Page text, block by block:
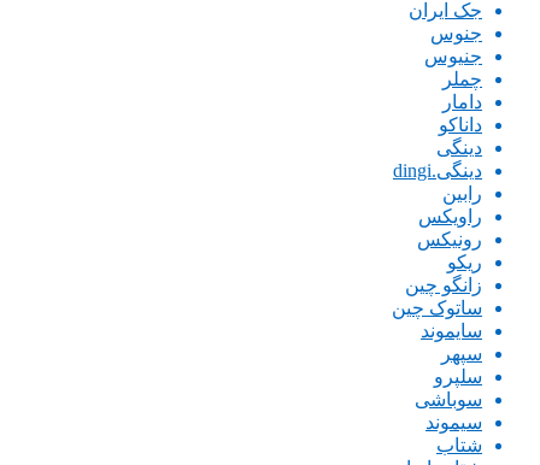
جک ایران
جنوس
جنیوس
چملر
دامار
داناکو
دینگی
دینگی.dingi
رابین
راویکس
رونیکس
ریکو
زانگو چین
ساتوک چین
سایموند
سپهر
سلپرو
سوباشی
سیموند
شتاب